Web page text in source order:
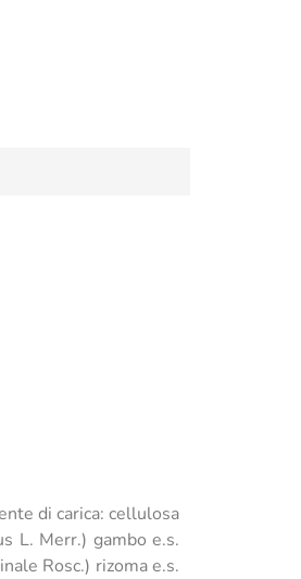
di carica: cellulosa
L. Merr.) gambo e.s.
Rosc.) rizoma e.s.